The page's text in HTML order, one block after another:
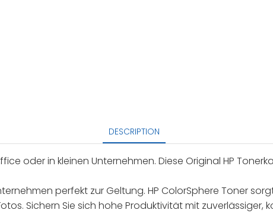
DESCRIPTION
oder in kleinen Unternehmen. Diese Original HP
perfekt zur Geltung. HP ColorSphere Toner
Sichern Sie sich hohe Produktivität mit zuverlässiger,